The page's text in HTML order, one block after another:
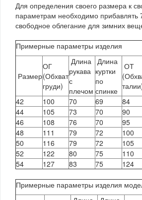
Для определения своего размера к
параметрам необходимо прибавлять
свободное облегание для зимних
Примерные параметры изделия
Размер
ОГ
(Обхват
груди)
Длина
рукава
с
плечом
Длина
куртки
по
спинке
ОТ
42
100 70 69 84
44
105 73 70 90
46
108 76 70 95
48
111 79 72 100
50
116 79 72 105
52
122 80 75 110
54
127 83 75 124
Примерные параметры изделия